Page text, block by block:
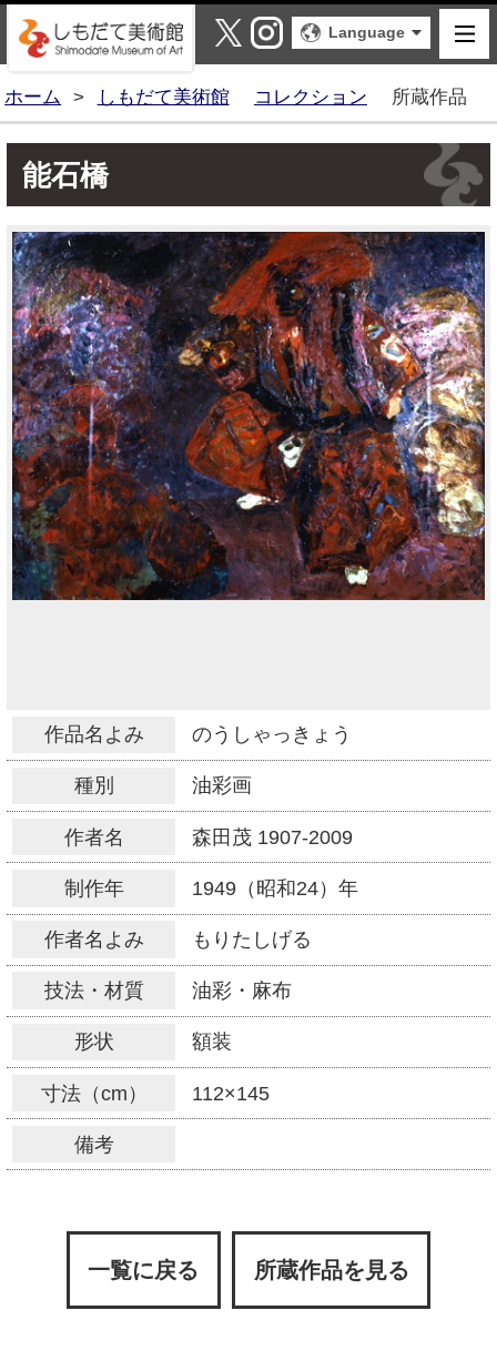
しもだて美術館
X Instagram
Language
ホーム > しもだて美術館 コレクション 所蔵作品
能石橋
作品名よみ のうしゃっきょう
種別 油彩画
作者名 森田茂 1907-2009
制作年 1949（昭和24）年
作者名よみ もりたしげる
技法・材質 油彩・麻布
形状 額装
寸法（cm） 112×145
備考
一覧に戻る 所蔵作品を見る